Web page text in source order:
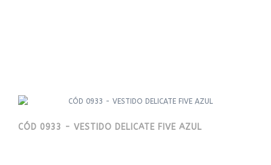
CÓD 0933 - VESTIDO DELICATE FIVE AZUL